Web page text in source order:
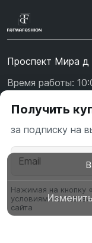
Абаи
эксклюзивные
Проспект Мира д
Время работы:
+7 (926) 478-75-
О бренде
Доставка
Оплата
Получить
за подписку на
Нажимая на кнопку
условиями
сайта